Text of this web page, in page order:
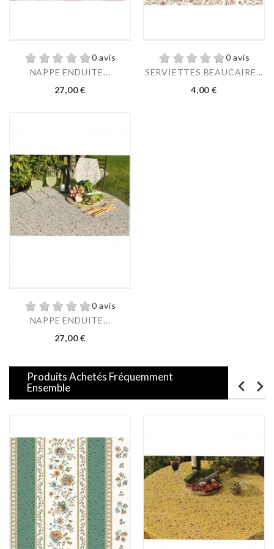
0 avis
NAPPE ENDUITE...
Prix
27,00 €
0 avis
SERVIETTES BEAUCAIRE...
Prix
4,00 €
0 avis
NAPPE ENDUITE...
Prix
27,00 €
Produits Achetés Fréquemment
Ensemble